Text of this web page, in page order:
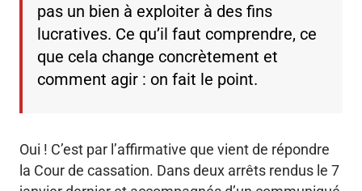
pas un bien à exploiter à des fins
lucratives. Ce qu’il faut comprendre, ce
que cela change concrètement et
comment agir : on fait le point.
Oui ! C’est par l’affirmative que vient de répondre
la Cour de cassation. Dans deux arrêts rendus le 7